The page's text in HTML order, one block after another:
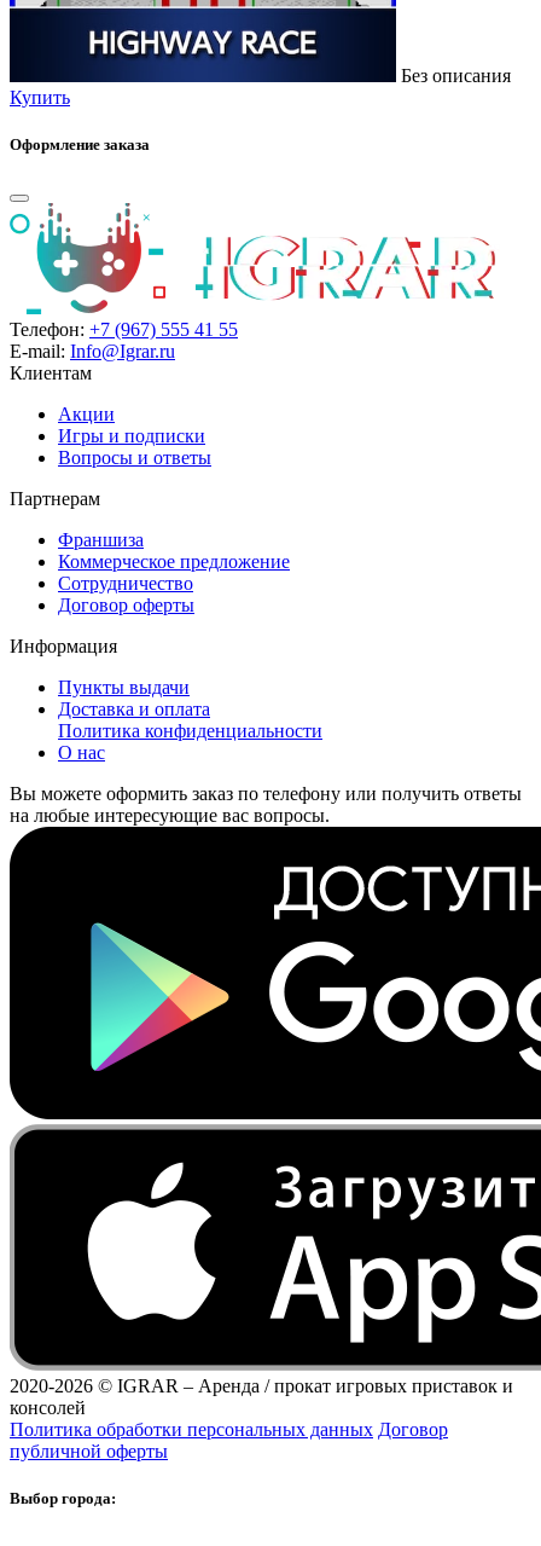
Без описания
Купить
Оформление заказа
Телефон: +7 (967) 555 41 55
E-mail: Info@Igrar.ru
Клиентам
Акции
Игры и подписки
Вопросы и ответы
Партнерам
Франшиза
Коммерческое предложение
Сотрудничество
Договор оферты
Информация
Пункты выдачи
Доставка и оплата
Политика конфиденциальности
О нас
Вы можете оформить заказ по телефону или получить ответы
на любые интересующие вас вопросы.
2020-2026 © IGRAR – Аренда / прокат игровых приставок и
консолей
Политика обработки персональных данных Договор
публичной оферты
Выбор города: